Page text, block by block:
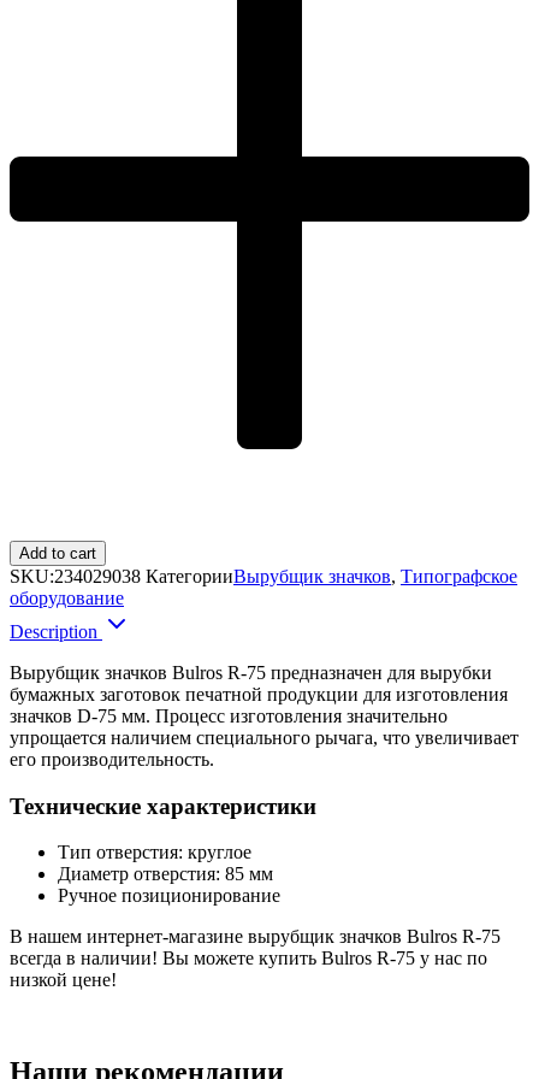
Add to cart
SKU:234029038 КатегорииВырубщик значков, Типографское
оборудование
Description
Вырубщик значков Bulros R-75 предназначен для вырубки
бумажных заготовок печатной продукции для изготовления
значков D-75 мм. Процесс изготовления значительно
упрощается наличием специального рычага, что увеличивает
его производительность.
Технические характеристики
Тип отверстия: круглое
Диаметр отверстия: 85 мм
Ручное позиционирование
В нашем интернет-магазине вырубщик значков Bulros R-75
всегда в наличии! Вы можете купить Bulros R-75 у нас по
низкой цене!
Наши рекомендации